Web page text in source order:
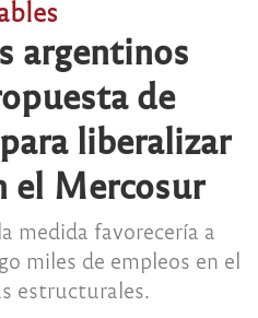
argentinos
de
liberalizar
el Mercosur
medida favorecería a
miles de empleos en el
estructurales.